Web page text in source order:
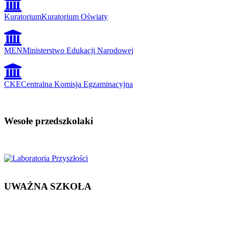
KuratoriumKuratorium Oświaty
MENMinisterstwo Edukacji Narodowej
CKECentralna Komisja Egzaminacyjna
Wesołe przedszkolaki
UWAŻNA SZKOŁA